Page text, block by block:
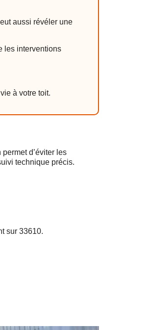
aussi révéler une
les interventions
à votre toit.
d’éviter les
technique précis.
sur 33610.